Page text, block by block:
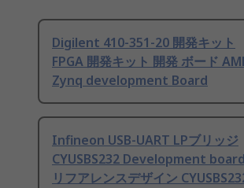
Digilent 410-351-20 開発キット
FPGA 開発キット 開発 ボード
Zynq development Board
Infineon USB-UART LPブリッジ
CYUSBS232 Development board
リフアレンスデザイン